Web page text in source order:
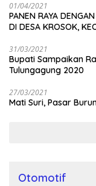
01/04/2021
PANEN RAYA
DI DESA KROSOK,
31/03/2021
Bupati Sampaikan
Tulungagung 2020
27/03/2021
Mati Suri, Pasar
Otomotif